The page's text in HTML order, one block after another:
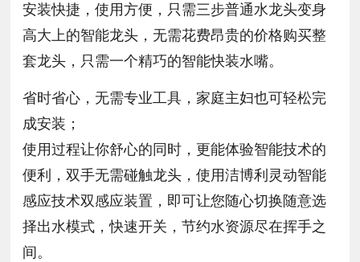
安装快捷，使用方便，只需三步普通水龙头变身
高大上的智能龙头，无需花费昂贵的价格购买整
套龙头，只需一个精巧的智能快装水嘴。
省时省心，无需专业工具，家庭主妇也可轻松完
成安装；
使用过程让你舒心的同时，更能体验智能技术的
便利，双手无需碰触龙头，使用洁博利灵动智能
感应技术双感应装置，即可让您随心切换随意选
择出水模式，快速开关，节约水资源尽在挥手之
间。